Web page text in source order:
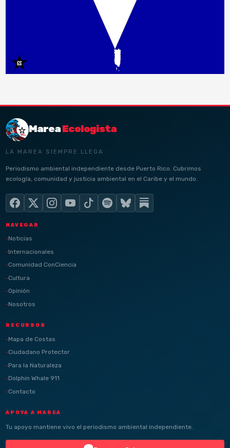
MareaEcologista
LA MAREA SIEMPRE LLEGA
Periodismo ambiental independiente desde Puerto Rico. Cubrimos
ecología, comunidad y justicia ambiental en el Caribe y el mundo.
NAVEGAR
Noticias
Internacionales
Comunidad ConCiencia
Cultura
Opinión
Nosotros
RECURSOS
Mapa de Costas
Ciudadano Protector
Para la Naturaleza
Dolphin Whale 911
Contacto
APOYA A MAREA
Tu apoyo mantiene vivo el periodismo ambiental independiente.